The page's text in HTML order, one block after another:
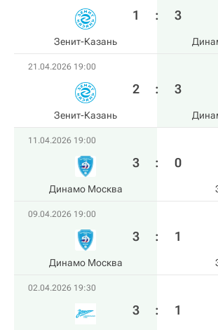
Зенит-Казань
1 : 3
21.04.2026 19:00
Зенит-Казань
2 : 3
11.04.2026 19:00
Динамо Москва
3 : 0
09.04.2026 19:00
Динамо Москва
3 : 1
02.04.2026 19:30
3 : 1